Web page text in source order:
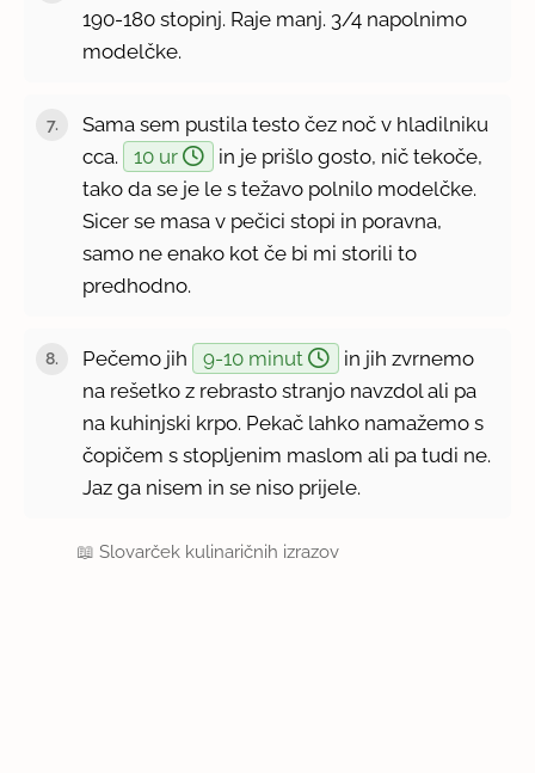
190-180 stopinj. Raje manj. 3/4 napolnimo
modelčke.
Sama sem pustila testo čez noč v hladilniku
cca.
10 ur
in je prišlo gosto, nič tekoče,
tako da se je le s težavo polnilo modelčke.
Sicer se masa v pečici stopi in poravna,
samo ne enako kot če bi mi storili to
predhodno.
Pečemo jih 9-10 minut
in jih zvrnemo
na rešetko z rebrasto stranjo navzdol ali pa
na kuhinjski krpo. Pekač lahko namažemo s
čopičem s stopljenim maslom ali pa tudi ne.
Jaz ga nisem in se niso prijele.
📖Slovarček kulinaričnih izrazov